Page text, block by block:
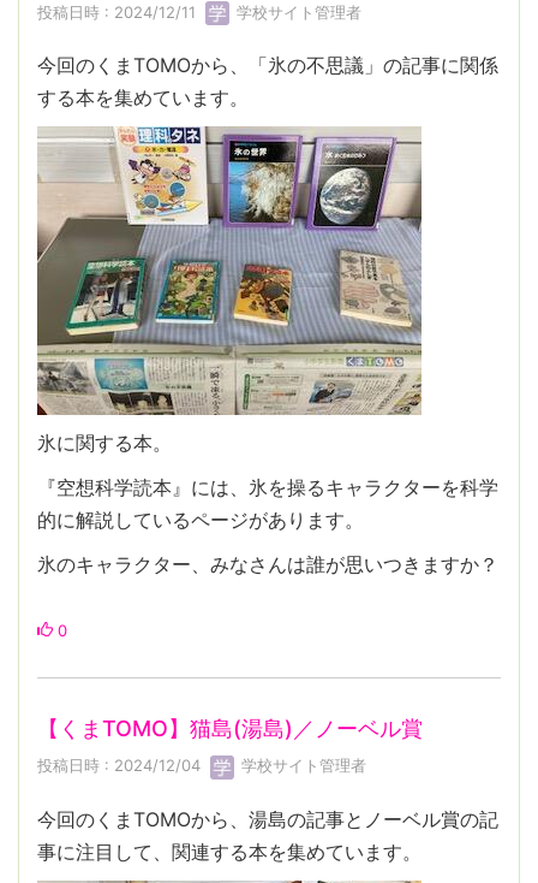
投稿日時 : 2024/12/11 学校サイト管理者
今回のくまTOMOから、「氷の不思議」の記事に関係
する本を集めています。
氷に関する本。
『空想科学読本』には、氷を操るキャラクターを科学
的に解説しているページがあります。
氷のキャラクター、みなさんは誰が思いつきますか？
0
【くまTOMO】猫島(湯島)／ノーベル賞
投稿日時 : 2024/12/04 学校サイト管理者
今回のくまTOMOから、湯島の記事とノーベル賞の記
事に注目して、関連する本を集めています。